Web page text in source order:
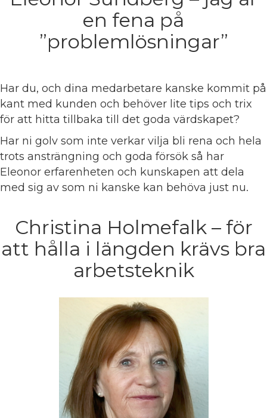
en fena på
”problemlösningar”
Har du, och dina medarbetare kanske kommit på
kant med kunden och behöver lite tips och trix
för att hitta tillbaka till det goda värdskapet?
Har ni golv som inte verkar vilja bli rena och hela
trots ansträngning och goda försök så har
Eleonor erfarenheten och kunskapen att dela
med sig av som ni kanske kan behöva just nu.
Christina Holmefalk – för
att hålla i längden krävs bra
arbetsteknik